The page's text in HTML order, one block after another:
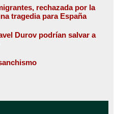
rechazada por la
tragedia para España
Durov podrían salvar a